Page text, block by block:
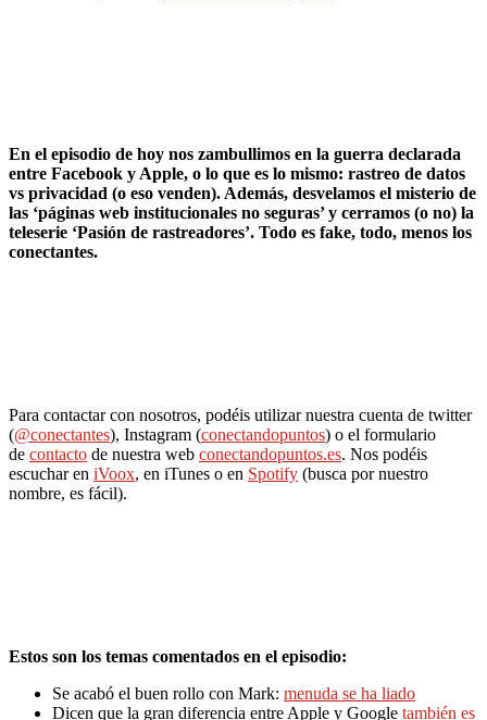
En el episodio de hoy nos zambullimos en la guerra declarada
entre Facebook y Apple, o lo que es lo mismo: rastreo de datos
vs privacidad (o eso venden). Además, desvelamos el misterio de
las ‘páginas web institucionales no seguras’ y cerramos (o no) la
teleserie ‘Pasión de rastreadores’. Todo es fake, todo, menos los
conectantes.
Para contactar con nosotros, podéis utilizar nuestra cuenta de twitter
(@conectantes), Instagram (conectandopuntos) o el formulario
de contacto de nuestra web conectandopuntos.es. Nos podéis
escuchar en iVoox, en iTunes o en Spotify (busca por nuestro
nombre, es fácil).
Estos son los temas comentados en el episodio:
Se acabó el buen rollo con Mark: menuda se ha liado
Dicen que la gran diferencia entre Apple y Google también es